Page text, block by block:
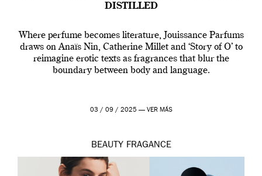
DISTILLED
Where perfume becomes literature, Jouissance Parfums
draws on Anaïs Nin, Catherine Millet and ‘Story of O’ to
reimagine erotic texts as fragrances that blur the
boundary between body and language.
03 / 09 / 2025 — VER MÁS
BEAUTY FRAGANCE